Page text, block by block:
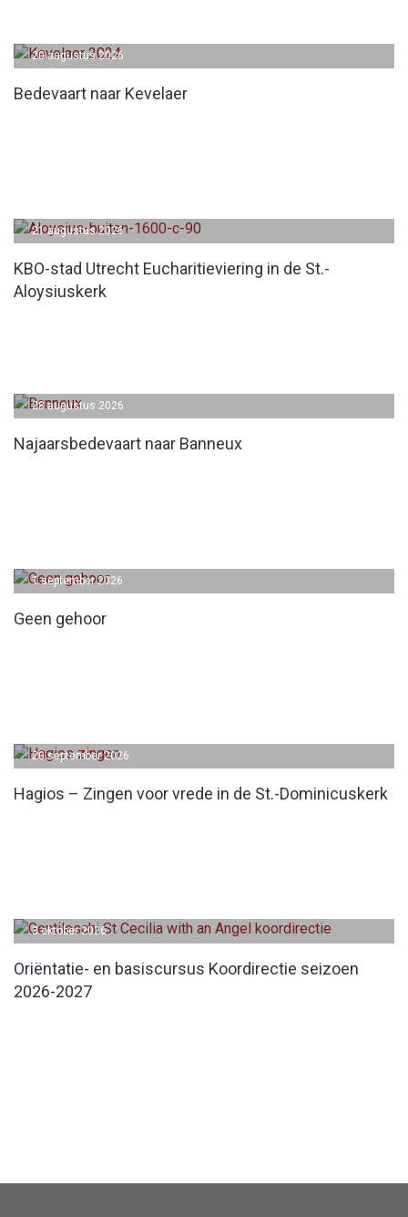
Bedevaart naar Kevelaer
20 augustus 2026
KBO-stad Utrecht Eucharitieviering in de St.-
Aloysiuskerk
21 augustus 2026
Najaarsbedevaart naar Banneux
28 augustus 2026
Geen gehoor
1 september 2026
Hagios – Zingen voor vrede in de St.-Dominicuskerk
20 september 2026
Oriëntatie- en basiscursus Koordirectie seizoen
2026-2027
3 oktober 2026